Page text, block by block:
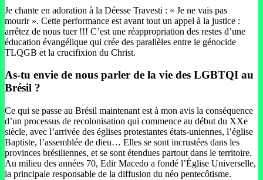
Je chante en adoration à la Déesse Travesti : « Je ne vais pas
mourir ». Cette performance est avant tout un appel à la justice :
arrêtez de nous tuer !!! C’est une réappropriation des restes d’une
éducation évangélique qui crée des parallèles entre le génocide
TLQGB et la crucifixion du Christ.
As-tu envie de nous parler de la vie des LGBTQI au
Brésil ?
Ce qui se passe au Brésil maintenant est à mon avis la conséquence
d’un processus de recolonisation qui commence au début du XXe
siècle, avec l’arrivée des églises protestantes états-uniennes, l’église
Baptiste, l’assemblée de dieu… Elles se sont incrustées dans les
provinces brésiliennes, et se sont étendues partout dans le territoire.
Au milieu des années 70, Edir Macedo a fondé l’Église Universelle,
la principale responsable de la diffusion du néo pentecôtisme.